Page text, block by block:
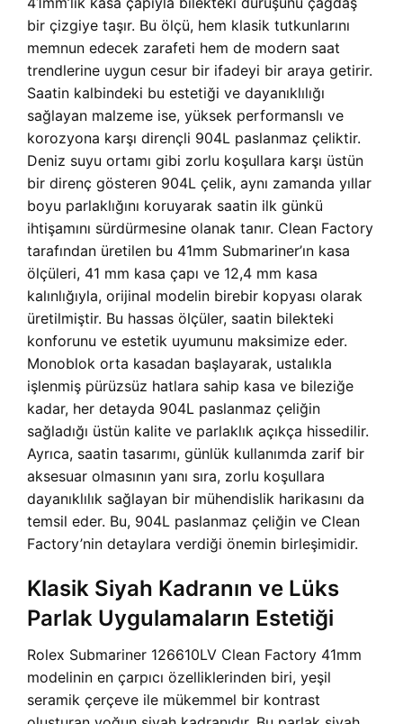
bir çizgiye taşır. Bu ölçü, hem klasik tutkunlarını
memnun edecek zarafeti hem de modern saat
trendlerine uygun cesur bir ifadeyi bir araya getirir.
Saatin kalbindeki bu estetiği ve dayanıklılığı
sağlayan malzeme ise, yüksek performanslı ve
korozyona karşı dirençli 904L paslanmaz çeliktir.
Deniz suyu ortamı gibi zorlu koşullara karşı üstün
bir direnç gösteren 904L çelik, aynı zamanda yıllar
boyu parlaklığını koruyarak saatin ilk günkü
ihtişamını sürdürmesine olanak tanır. Clean Factory
tarafından üretilen bu 41mm Submariner’ın kasa
ölçüleri, 41 mm kasa çapı ve 12,4 mm kasa
kalınlığıyla, orijinal modelin birebir kopyası olarak
üretilmiştir. Bu hassas ölçüler, saatin bilekteki
konforunu ve estetik uyumunu maksimize eder.
Monoblok orta kasadan başlayarak, ustalıkla
işlenmiş pürüzsüz hatlara sahip kasa ve bileziğe
kadar, her detayda 904L paslanmaz çeliğin
sağladığı üstün kalite ve parlaklık açıkça hissedilir.
Ayrıca, saatin tasarımı, günlük kullanımda zarif bir
aksesuar olmasının yanı sıra, zorlu koşullara
dayanıklılık sağlayan bir mühendislik harikasını da
temsil eder. Bu, 904L paslanmaz çeliğin ve Clean
Factory’nin detaylara verdiği önemin birleşimidir.
Klasik Siyah Kadranın ve Lüks
Parlak Uygulamaların Estetiği
Rolex Submariner 126610LV Clean Factory 41mm
modelinin en çarpıcı özelliklerinden biri, yeşil
seramik çerçeve ile mükemmel bir kontrast